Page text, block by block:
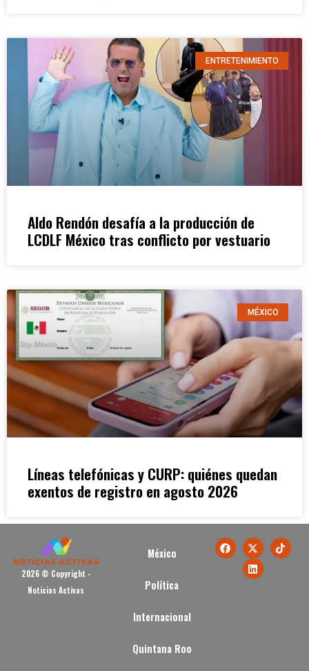
ENTRETENIMIENTO
Aldo Rendón desafía a la producción de
LCDLF México tras conflicto por vestuario
MÉXICO
Líneas telefónicas y CURP: quiénes quedan
exentos de registro en agosto 2026
2026 © Copyright -
Noticias Activas
México
Política
Internacional
Quintana Roo